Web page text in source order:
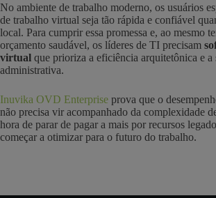
No ambiente de trabalho moderno, os usuários
de trabalho virtual seja tão rápida e confiável
local. Para cumprir essa promessa e, ao mesmo
orçamento saudável, os líderes de TI precisam
virtual que prioriza a eficiência arquitetônica e a
administrativa.
Inuvika OVD Enterprise prova que o
não precisa vir acompanhado da complexidade
hora de parar de pagar a mais por recursos
começar a otimizar para o futuro do trabalho.